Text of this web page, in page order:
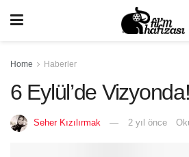
Home Haberler
6 Eylül’de Vizyonda!
Seher Kızılırmak 2 yıl önce